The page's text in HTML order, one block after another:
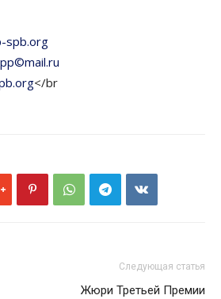
spb.org
</br
Следующая статья
Жюри Третьей Премии